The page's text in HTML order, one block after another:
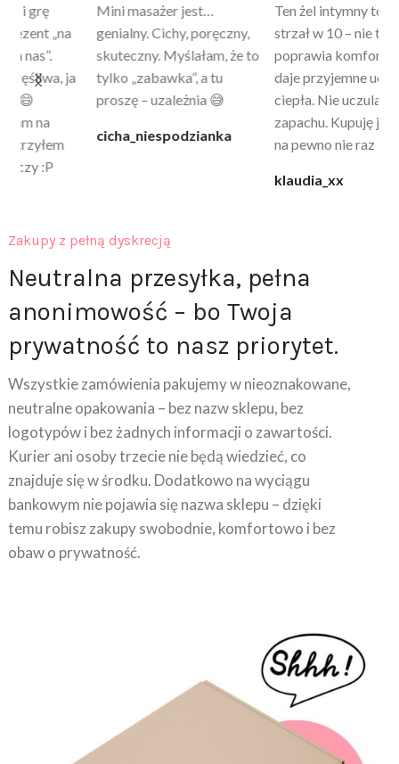
Mini masażer jest…
genialny. Cichy, poręczny,
skuteczny. Myślałam, że to
tylko „zabawka”, a tu
proszę – uzależnia 😅
cicha_niespodzianka
Ten żel intymny to był
strzał w 10 – nie tylko
poprawia komfort, ale też
daje przyjemne uczucie
ciepła. Nie uczula, bez
zapachu. Kupuję już 3 raz i
na pewno nie raz kupie
Zakupy z pełną dyskrecją
Neutralna przesyłka, pełna
anonimowość – bo Twoja
prywatność to nasz priorytet.
Wszystkie zamówienia pakujemy w nieoznakowane,
neutralne opakowania – bez nazw sklepu, bez
logotypów i bez żadnych informacji o zawartości.
Kurier ani osoby trzecie nie będą wiedzieć, co
znajduje się w środku. Dodatkowo na wyciągu
bankowym nie pojawia się nazwa sklepu – dzięki
temu robisz zakupy swobodnie, komfortowo i bez
obaw o prywatność.